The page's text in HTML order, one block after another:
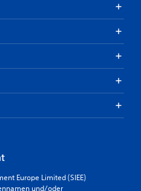
Europe Limited (SIEE)
und/oder